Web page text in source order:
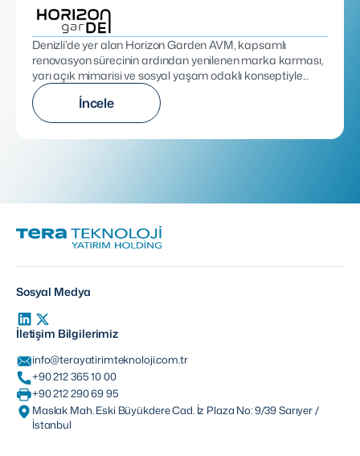
Denizli’de yer alan Horizon Garden AVM, kapsamlı
renovasyon sürecinin ardından yenilenen marka karması,
yarı açık mimarisi ve sosyal yaşam odaklı konseptiyle...
İncele
İletişim Bilgilerimiz
info@terayatirimteknoloji.com.tr
+90 212 365 10 00
+90 212 290 69 95
Maslak Mah. Eski Büyükdere Cad. İz Plaza No: 9/39 Sarıyer /
İstanbul
Sosyal Medya